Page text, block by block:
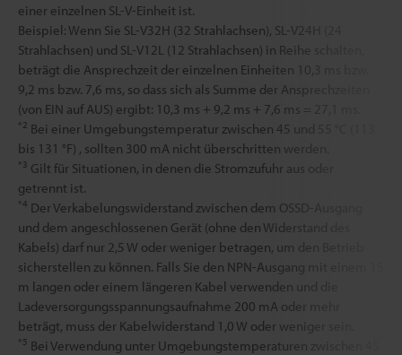
einer einzelnen SL-V-Einheit ist.
Beispiel: Wenn Sie SL-V32H (32 Strahlachsen), SL-V24H (24
Strahlachsen) und SL-V12L (12 Strahlachsen) in Reihe schalten,
beträgt die Ansprechzeit der einzelnen Einheiten 10,3 ms bzw.
9,2 ms bzw. 7,6 ms, so dass sich als Summe der Ansprechzeiten
(von EIN auf AUS) ergibt: 10,3 ms + 9,2 ms + 7,6 ms = 27,1 ms.
*2 Bei einer Umgebungstemperatur zwischen 45 und 55 °C (113
bis 131 °F) , sollten 300 mA nicht überschritten werden.
*3 Gilt für Situationen, in denen die Stromzufuhr aus oder
getrennt ist.
*4 Der Verkabelungswiderstand zwischen dem OSSD-Ausgang
und dem angeschlossenen Gerät (ohne den Widerstand des
Kabels) darf nur 2,5 W oder weniger betragen, um den Betrieb
sicherstellen zu können. Falls Sie den NPN-Ausgang mit einem 15
m langen oder einem längeren Kabel verwenden und die
Ladeversorgungsspannungsaufnahme 200 mA oder mehr
beträgt, muss der Kabelwiderstand 1,0 W oder weniger sein.
*5 Bei Verwendung unter Umgebungstemperaturen zwischen 45